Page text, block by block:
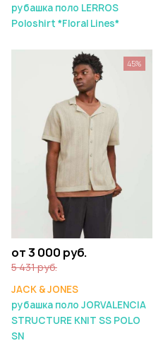
рубашка поло LERROS
Poloshirt *Floral Lines*
от 3 000 руб.
5 431 руб.
JACK & JONES
рубашка поло JORVALENCIA
STRUCTURE KNIT SS POLO
SN
45%